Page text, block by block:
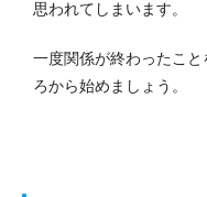
思われてしまいます。
一度関係が終わったこ
ろから始めましょう。